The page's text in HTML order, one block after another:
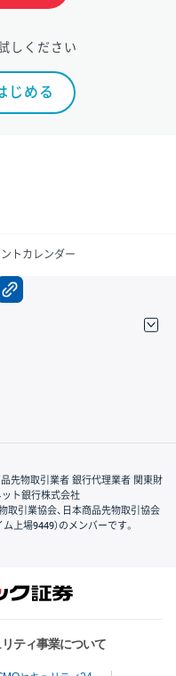
しください
じめる
トカレンダー
品先物取引業者 銀行代理業者 関東財
ット銀行株式会社
取引業協会、日本商品先物取引協会
上場9449）のメンバーです。
ティ事業について